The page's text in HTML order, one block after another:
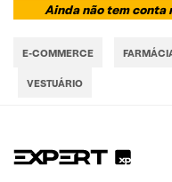
Ainda não tem conta
E-COMMERCE
VESTUÁRIO